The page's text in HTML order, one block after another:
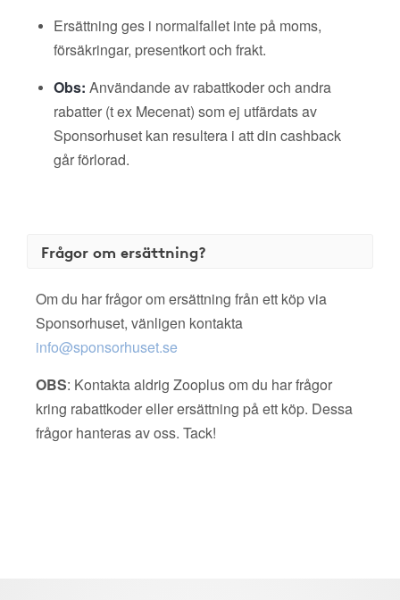
Ersättning ges i normalfallet inte på moms,
försäkringar, presentkort och frakt.
Obs: Användande av rabattkoder och andra
rabatter (t ex Mecenat) som ej utfärdats av
Sponsorhuset kan resultera i att din cashback
går förlorad.
Frågor om ersättning?
Om du har frågor om ersättning från ett köp via
Sponsorhuset, vänligen kontakta
info@sponsorhuset.se
OBS: Kontakta aldrig Zooplus om du har frågor
kring rabattkoder eller ersättning på ett köp. Dessa
frågor hanteras av oss. Tack!